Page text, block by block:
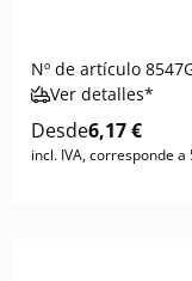
Nº de artículo
Ver detalles*
Desde6,17 €
incl. IVA, corresponde a